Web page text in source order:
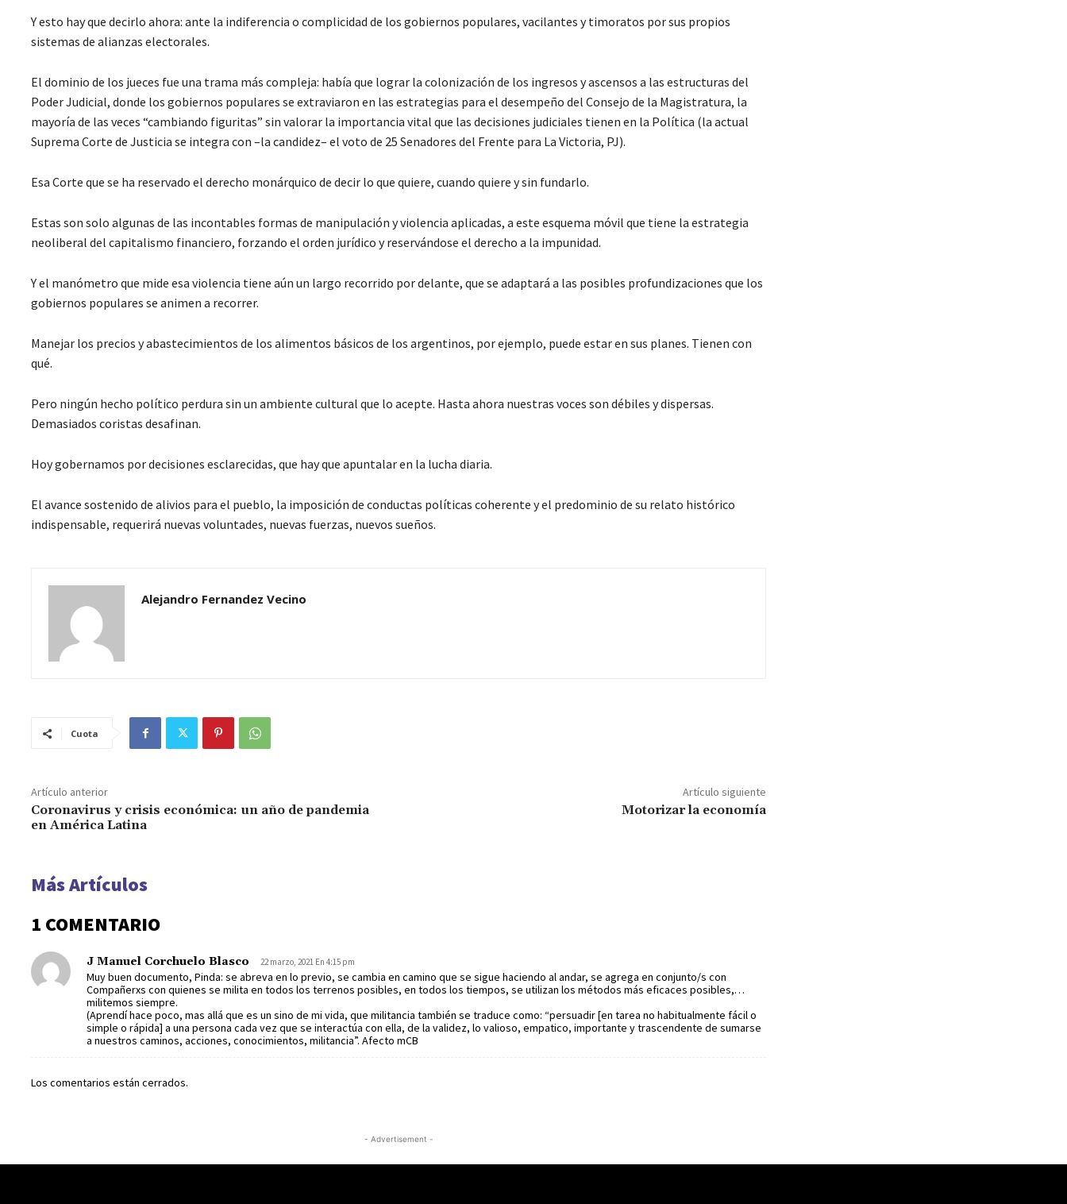
Y esto hay que decirlo ahora: ante la indiferencia o complicidad de los gobiernos populares, vacilantes y timoratos por sus propios
sistemas de alianzas electorales.
El dominio de los jueces fue una trama más compleja: había que lograr la colonización de los ingresos y ascensos a las estructuras del
Poder Judicial, donde los gobiernos populares se extraviaron en las estrategias para el desempeño del Consejo de la Magistratura, la
mayoría de las veces “cambiando figuritas” sin valorar la importancia vital que las decisiones judiciales tienen en la Política (la actual
Suprema Corte de Justicia se integra con –la candidez– el voto de 25 Senadores del Frente para La Victoria, PJ).
Esa Corte que se ha reservado el derecho monárquico de decir lo que quiere, cuando quiere y sin fundarlo.
Estas son solo algunas de las incontables formas de manipulación y violencia aplicadas, a este esquema móvil que tiene la estrategia
neoliberal del capitalismo financiero, forzando el orden jurídico y reservándose el derecho a la impunidad.
Y el manómetro que mide esa violencia tiene aún un largo recorrido por delante, que se adaptará a las posibles profundizaciones que los
gobiernos populares se animen a recorrer.
Manejar los precios y abastecimientos de los alimentos básicos de los argentinos, por ejemplo, puede estar en sus planes. Tienen con
qué.
Pero ningún hecho político perdura sin un ambiente cultural que lo acepte. Hasta ahora nuestras voces son débiles y dispersas.
Demasiados coristas desafinan.
Hoy gobernamos por decisiones esclarecidas, que hay que apuntalar en la lucha diaria.
El avance sostenido de alivios para el pueblo, la imposición de conductas políticas coherente y el predominio de su relato histórico
indispensable, requerirá nuevas voluntades, nuevas fuerzas, nuevos sueños.
Alejandro Fernandez Vecino
Cuota
Artículo anterior
Coronavirus y crisis económica: un año de pandemia
en América Latina
Artículo siguiente
Motorizar la economía
Más Artículos
1 COMENTARIO
J Manuel Corchuelo Blasco 22 marzo, 2021 En 4:15 pm
Muy buen documento, Pinda: se abreva en lo previo, se cambia en camino que se sigue haciendo al andar, se agrega en conjunto/s con
Compañerxs con quienes se milita en todos los terrenos posibles, en todos los tiempos, se utilizan los métodos más eficaces posibles,…
militemos siempre.
(Aprendí hace poco, mas allá que es un sino de mi vida, que militancia también se traduce como: “persuadir [en tarea no habitualmente fácil o
simple o rápida] a una persona cada vez que se interactúa con ella, de la validez, lo valioso, empatico, importante y trascendente de sumarse
a nuestros caminos, acciones, conocimientos, militancia”. Afecto mCB
Los comentarios están cerrados.
- Advertisement -